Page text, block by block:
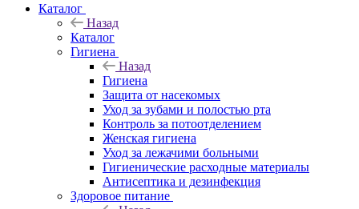
Каталог
Назад
Каталог
Гигиена
Назад
Гигиена
Защита от насекомых
Уход за зубами и полостью рта
Контроль за потоотделением
Женская гигиена
Уход за лежачими больными
Гигиенические расходные материалы
Антисептика и дезинфекция
Здоровое питание